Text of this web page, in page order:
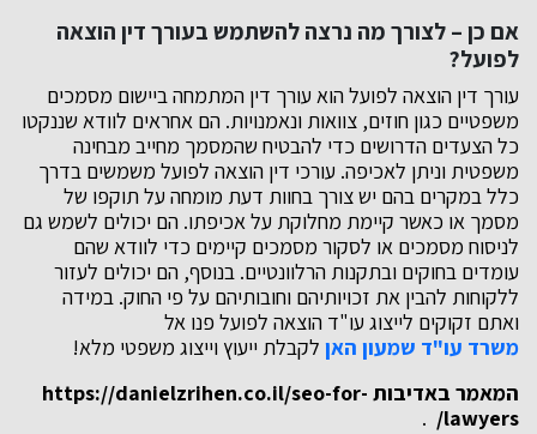
אם כן – לצורך מה נרצה להשתמש בעורך דין הוצאה
לפועל?
עורך דין הוצאה לפועל הוא עורך דין המתמחה ביישום מסמכים
משפטיים כגון חוזים, צוואות ונאמנויות. הם אחראים לוודא שננקטו
כל הצעדים הדרושים כדי להבטיח שהמסמך מחייב מבחינה
משפטית וניתן לאכיפה. עורכי דין הוצאה לפועל משמשים בדרך
כלל במקרים בהם יש צורך בחוות דעת מומחה על תוקפו של
מסמך או כאשר קיימת מחלוקת על אכיפתו. הם יכולים לשמש גם
לניסוח מסמכים או לסקור מסמכים קיימים כדי לוודא שהם
עומדים בחוקים ובתקנות הרלוונטיים. בנוסף, הם יכולים לעזור
ללקוחות להבין את זכויותיהם וחובותיהם על פי החוק. במידה
ואתם זקוקים לייצוג עו"ד הוצאה לפועל פנו אל
משרד עו"ד שמעון האן לקבלת ייעוץ וייצוג משפטי מלא!
המאמר באדיבות https://danielzrihen.co.il/seo-for-
lawyers/
.